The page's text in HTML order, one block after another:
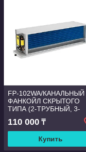
FP-102WA/КАНАЛЬНЫЙ
ФАНКОЙЛ СКРЫТОГО
ТИПА (2-ТРУБНЫЙ, 3-
РЯДНЫЙ, С AC-
ДВИГАТЕЛЕМ, МЕДНЫЕ
ТРУБКИ Ø9,52 ММ)
110 000 ₸
Купить